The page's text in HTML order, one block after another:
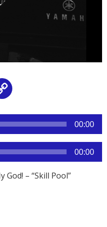
00:00
00:00
– “Skill Pool”